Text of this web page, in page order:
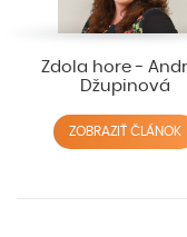
Zdola hore -
Džupinová
ZOBRAZIŤ ČLÁNOK